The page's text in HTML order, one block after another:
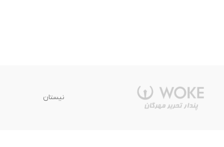
نیستان